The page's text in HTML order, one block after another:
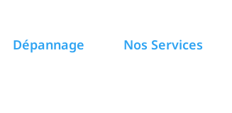
Dépannage Nos Services